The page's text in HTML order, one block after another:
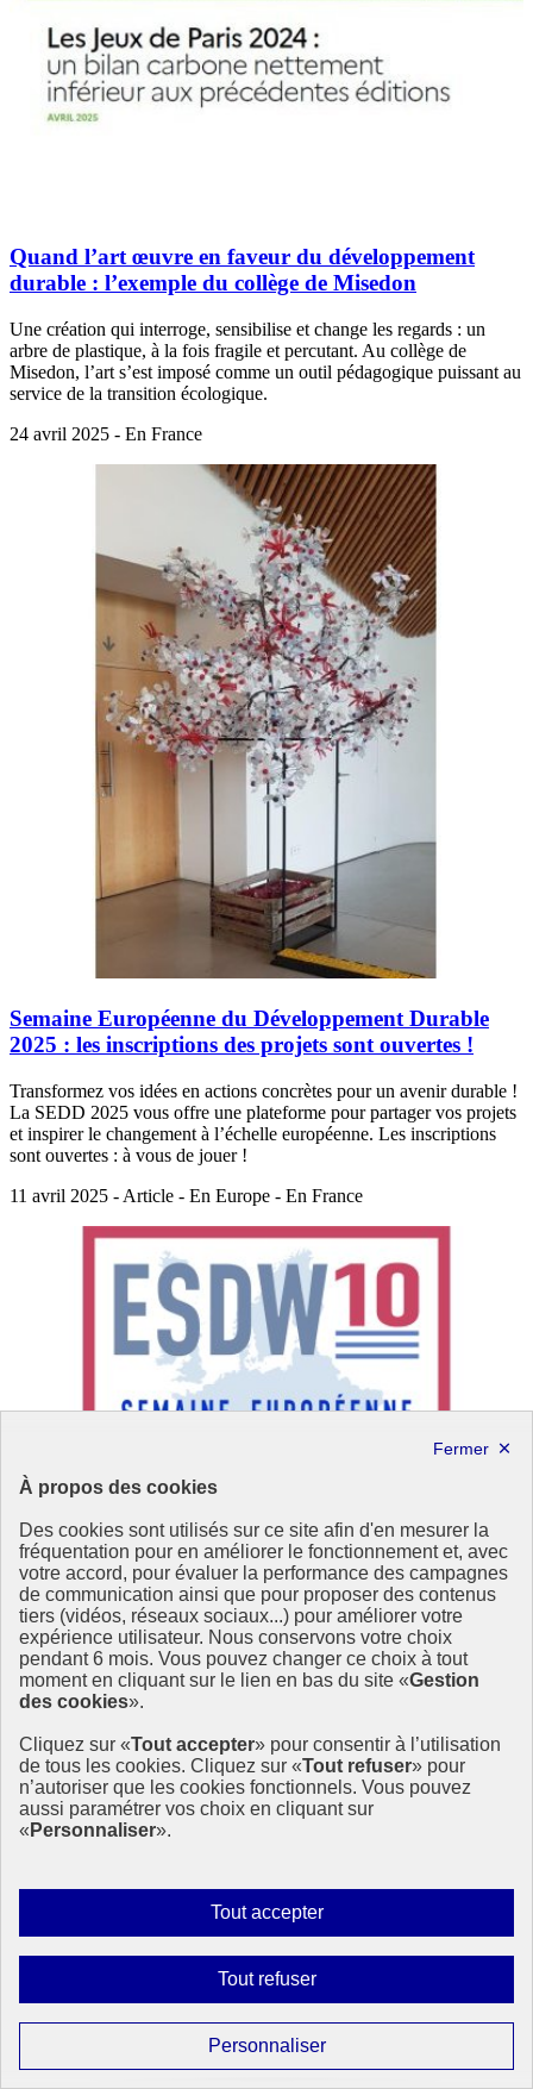
À propos des cookies
Des cookies sont utilisés sur ce site afin d'en mesurer la
fréquentation pour en améliorer le fonctionnement et, avec
votre accord, pour évaluer la performance des campagnes
de communication ainsi que pour proposer des contenus
tiers (vidéos, réseaux sociaux...) pour améliorer votre
expérience utilisateur. Nous conservons votre choix
pendant 6 mois. Vous pouvez changer ce choix à tout
moment en cliquant sur le lien en bas du site «Gestion
des cookies».
Cliquez sur «Tout accepter» pour consentir à l’utilisation
de tous les cookies. Cliquez sur «Tout refuser» pour
n’autoriser que les cookies fonctionnels. Vous pouvez
aussi paramétrer vos choix en cliquant sur
« Personnaliser».
Tout accepterAutoriser
tous
Tout refuserInterdire
tous
PersonnaliserParamétrer
les
Quand l’art œuvre en faveur du développement
durable : l’exemple du collège de Misedon
Une création qui interroge, sensibilise et change les regards : un
arbre de plastique, à la fois fragile et percutant. Au collège de
Misedon, l’art s’est imposé comme un outil pédagogique puissant au
service de la transition écologique.
24 avril 2025 - En France
Semaine Européenne du Développement Durable
2025 : les inscriptions des projets sont ouvertes !
Transformez vos idées en actions concrètes pour un avenir durable !
La SEDD 2025 vous offre une plateforme pour partager vos projets
et inspirer le changement à l’échelle européenne. Les inscriptions
sont ouvertes : à vous de jouer !
11 avril 2025 - Article - En Europe - En France
Quand les générations s’unissent pour le
développement durable : l’exemple de la
Communauté de communes Vierzon-Sologne-Berry
8 avril 2025 - Article - En France